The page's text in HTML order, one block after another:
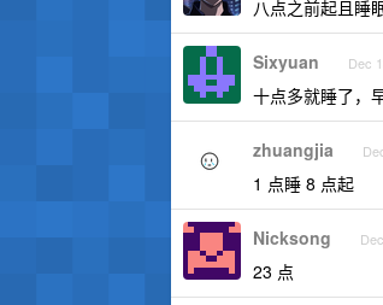
八点之前起且睡
Sixyuan Dec
十点多就睡了，
zhuangjia
1 点睡 8 点起
Nicksong
23 点